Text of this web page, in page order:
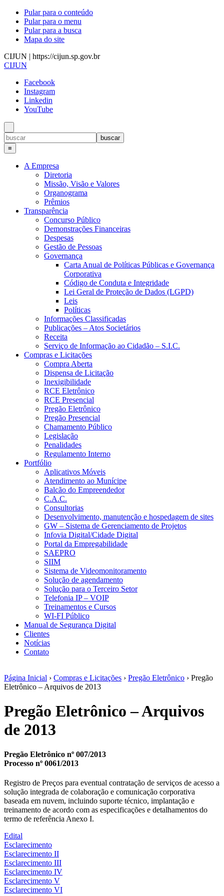
Pular para o conteúdo
Pular para o menu
Pular para a busca
Mapa do site
CIJUN | https://cijun.sp.gov.br
CIJUN
Facebook
Instagram
Linkedin
YouTube
≡
A Empresa
Diretoria
Missão, Visão e Valores
Organograma
Prêmios
Transparência
Concurso Público
Demonstrações Financeiras
Despesas
Gestão de Pessoas
Governança
Carta Anual de Políticas Públicas e Governança
Corporativa
Código de Conduta e Integridade
Lei Geral de Proteção de Dados (LGPD)
Leis
Políticas
Informações Classificadas
Publicações – Atos Societários
Receita
Serviço de Informação ao Cidadão – S.I.C.
Compras e Licitações
Compra Aberta
Dispensa de Licitação
Inexigibilidade
RCE Eletrônico
RCE Presencial
Pregão Eletrônico
Pregão Presencial
Chamamento Público
Legislação
Penalidades
Regulamento Interno
Portfólio
Aplicativos Móveis
Atendimento ao Munícipe
Balcão do Empreendedor
C.A.C.
Consultorias
Desenvolvimento, manutenção e hospedagem de sites
GW – Sistema de Gerenciamento de Projetos
Infovia Digital/Cidade Digital
Portal da Empregabilidade
SAEPRO
SIIM
Sistema de Videomonitoramento
Solução de agendamento
Solução para o Terceiro Setor
Telefonia IP – VOIP
Treinamentos e Cursos
WI-FI Público
Manual de Segurança Digital
Clientes
Notícias
Contato
Página Inicial › Compras e Licitações › Pregão Eletrônico › Pregão
Eletrônico – Arquivos de 2013
Pregão Eletrônico – Arquivos
de 2013
Pregão Eletrônico nº 007/2013
Processo nº 0061/2013
Registro de Preços para eventual contratação de serviços de acesso a
solução integrada de colaboração e comunicação corporativa
baseada em nuvem, incluindo suporte técnico, implantação e
treinamento de acordo com as especificações e detalhamentos do
termo de referência Anexo I.
Edital
Esclarecimento
Esclarecimento II
Esclarecimento III
Esclarecimento IV
Esclarecimento V
Esclarecimento VI